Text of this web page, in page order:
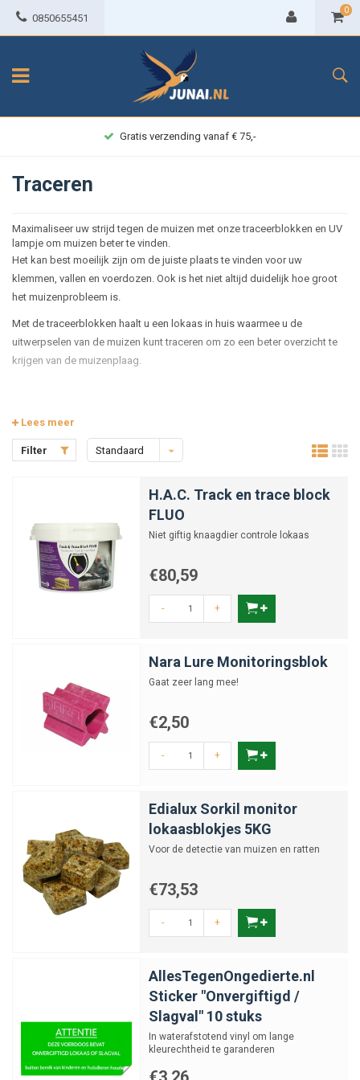
0850655451
0
Achteraf betalen
Traceren
Maximaliseer uw strijd tegen de muizen met onze traceerblokken en UV
lampje om muizen beter te vinden.
Het kan best moeilijk zijn om de juiste plaats te vinden voor uw
klemmen, vallen en voerdozen. Ook is het niet altijd duidelijk hoe groot
het muizenprobleem is.
Met de traceerblokken haalt u een lokaas in huis waarmee u de
uitwerpselen van de muizen kunt traceren om zo een beter overzicht te
krijgen van de muizenplaag.
Lees meer
Filter Standaard
H.A.C. Track en trace block
FLUO
Niet giftig knaagdier controle lokaas
€80,59
- +
Nara Lure Monitoringsblok
Gaat zeer lang mee!
€2,50
- +
Edialux Sorkil monitor
lokaasblokjes 5KG
Voor de detectie van muizen en ratten
€73,53
- +
AllesTegenOngedierte.nl
Sticker "Onvergiftigd /
Slagval" 10 stuks
In waterafstotend vinyl om lange
kleurechtheid te garanderen